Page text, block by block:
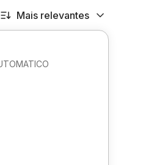
Mais relevantes